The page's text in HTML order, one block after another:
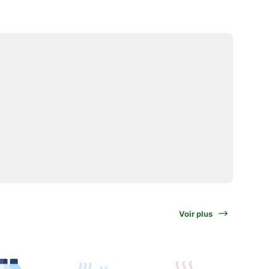
Voir plus